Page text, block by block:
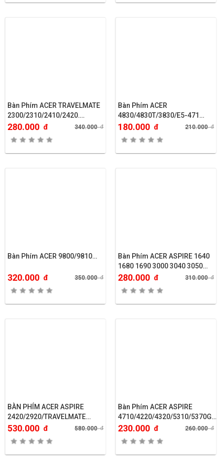
Bàn Phím ACER TRAVELMATE
2300/2310/2410/2420….
280.000 đ 340.000đ
Bàn Phím ACER
4830/4830T/3830/E5-471…
180.000 đ 210.000đ
Bàn Phím ACER 9800/9810…
320.000 đ 350.000đ
Bàn Phím ACER ASPIRE 1640
1680 1690 3000 3040 3050
3500 3620 3680 3684 3660
5570 5570Z 5580 5590 5560
5560G 5600 5600U 5670
280.000 đ 310.000đ
BÀN PHÍM ACER ASPIRE
2420/2920/TRAVELMATE
6252..
530.000 đ 580.000đ
Bàn Phím ACER ASPIRE
4710/4220/4320/5310/5370G…
230.000 đ 260.000đ